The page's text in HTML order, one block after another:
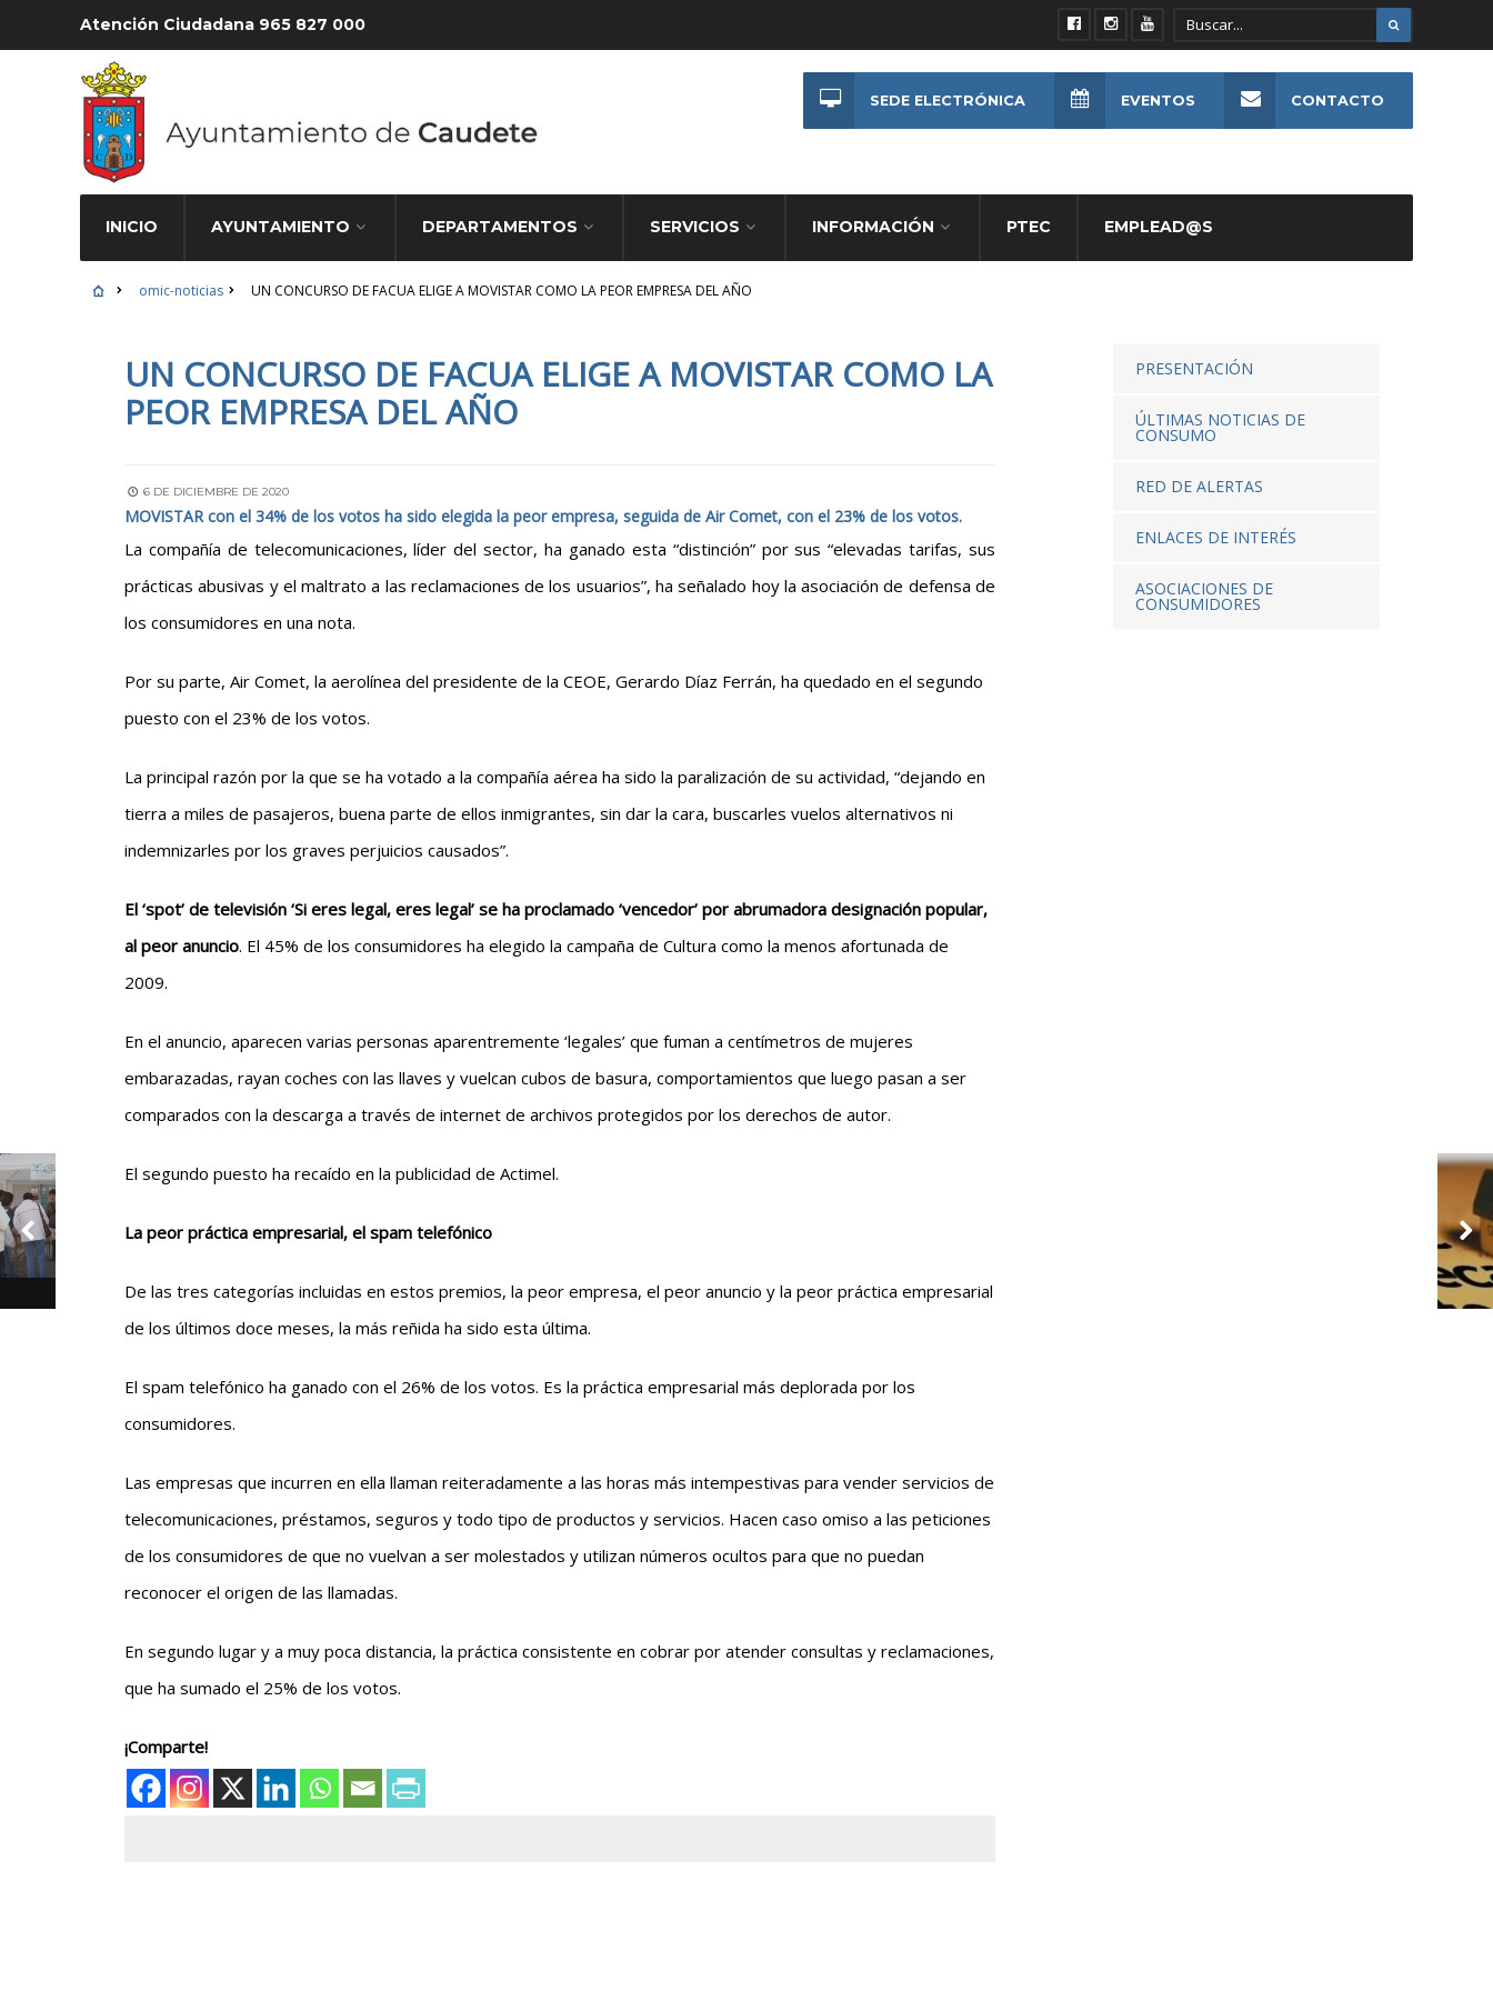
Atención Ciudadana 965 827 000
INICIO AYUNTAMIENTO DEPARTAMENTOS SERVICIOS INFORMACIÓN PTEC EMPLEAD@S
SEDE ELECTRÓNICA EVENTOS CONTACTO
omic-noticias UN CONCURSO DE FACUA ELIGE A MOVISTAR COMO LA PEOR EMPRESA DEL AÑO
OMIC-NOTICIAS
UN CONCURSO DE FACUA ELIGE A MOVISTAR COMO LA
PEOR EMPRESA DEL AÑO
6 DE DICIEMBRE DE 2020
MOVISTAR con el 34% de los votos ha sido elegida la peor empresa, seguida de Air Comet, con el 23% de los votos.
La compañía de telecomunicaciones, líder del sector, ha ganado esta “distinción” por sus “elevadas tarifas, sus
prácticas abusivas y el maltrato a las reclamaciones de los usuarios”, ha señalado hoy la asociación de defensa de
los consumidores en una nota.
Por su parte, Air Comet, la aerolínea del presidente de la CEOE, Gerardo Díaz Ferrán, ha quedado en el segundo
puesto con el 23% de los votos.
La principal razón por la que se ha votado a la compañía aérea ha sido la paralización de su actividad, “dejando en
tierra a miles de pasajeros, buena parte de ellos inmigrantes, sin dar la cara, buscarles vuelos alternativos ni
indemnizarles por los graves perjuicios causados”.
El ‘spot’ de televisión ‘Si eres legal, eres legal’ se ha proclamado ‘vencedor’ por abrumadora designación popular,
al peor anuncio. El 45% de los consumidores ha elegido la campaña de Cultura como la menos afortunada de
2009.
En el anuncio, aparecen varias personas aparentremente ‘legales’ que fuman a centímetros de mujeres
embarazadas, rayan coches con las llaves y vuelcan cubos de basura, comportamientos que luego pasan a ser
comparados con la descarga a través de internet de archivos protegidos por los derechos de autor.
El segundo puesto ha recaído en la publicidad de Actimel.
La peor práctica empresarial, el spam telefónico
De las tres categorías incluidas en estos premios, la peor empresa, el peor anuncio y la peor práctica empresarial
de los últimos doce meses, la más reñida ha sido esta última.
El spam telefónico ha ganado con el 26% de los votos. Es la práctica empresarial más deplorada por los
consumidores.
Las empresas que incurren en ella llaman reiteradamente a las horas más intempestivas para vender servicios de
telecomunicaciones, préstamos, seguros y todo tipo de productos y servicios. Hacen caso omiso a las peticiones
de los consumidores de que no vuelvan a ser molestados y utilizan números ocultos para que no puedan
reconocer el origen de las llamadas.
En segundo lugar y a muy poca distancia, la práctica consistente en cobrar por atender consultas y reclamaciones,
que ha sumado el 25% de los votos.
¡Comparte!
PRESENTACIÓN
ÚLTIMAS NOTICIAS DE
CONSUMO
RED DE ALERTAS
ENLACES DE INTERÉS
ASOCIACIONES DE
CONSUMIDORES